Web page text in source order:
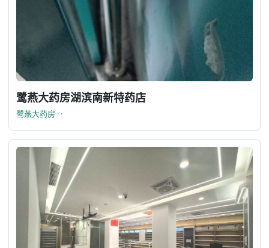
鹭燕大药房湖滨南新特药店
鹭燕大药房 · ·